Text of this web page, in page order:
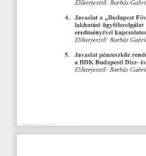
Előterjesztő: Borbás
4. Javaslat a „Budapest
lakhatási ügyfélszolgálat
eredményével kapcsolatos
Előterjesztő: Borbás
5. Javaslat pénzeszköz
a BDK Budapesti Dísz- és
Előterjesztő: Borbás